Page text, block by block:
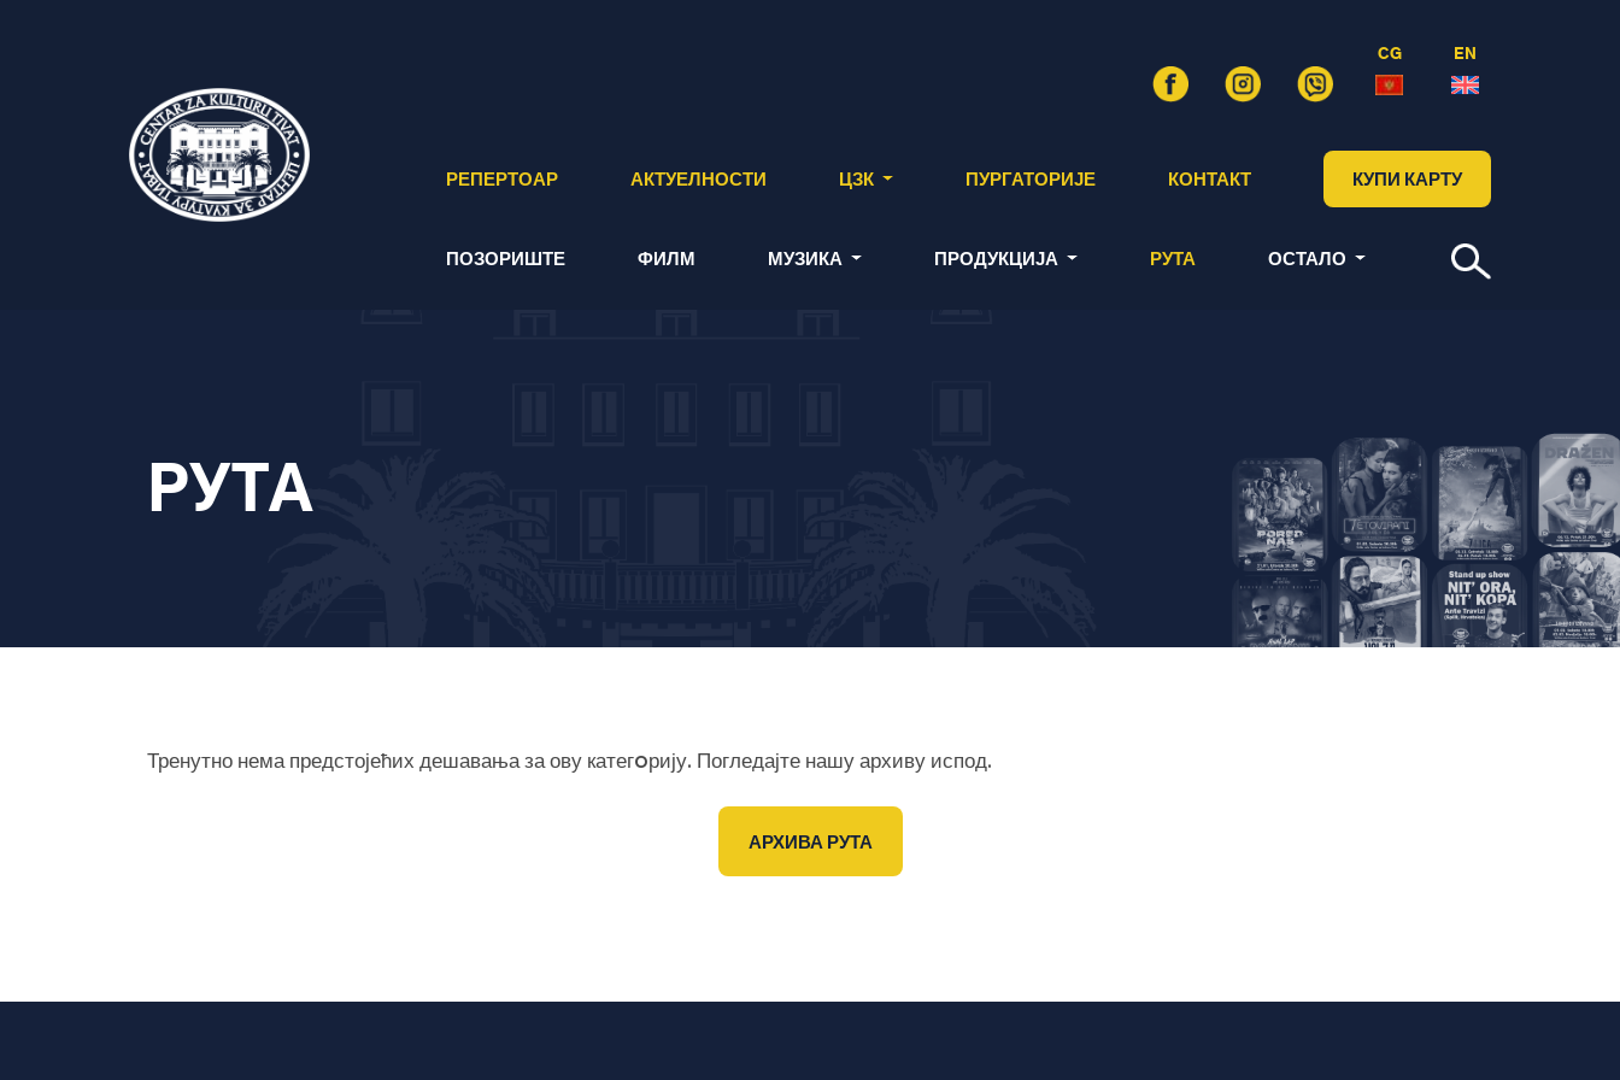
CG EN
РЕПЕРТОАР АКТУЕЛНОСТИ ЦЗК ПУРГАТОРИЈЕ КОНТАКТ КУПИ КАРТУ
ПОЗОРИШТЕ ФИЛМ МУЗИКА ПРОДУКЦИЈА РУТА ОСТАЛО
РУТА
Тренутно нема предстојећих дешавања за ову категoрију. Погледајте нашу архиву испод.
АРХИВА РУТА